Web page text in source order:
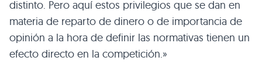
distinto. Pero aquí estos privilegios que se dan en
materia de reparto de dinero o de importancia de
opinión a la hora de definir las normativas tienen un
efecto directo en la competición.»